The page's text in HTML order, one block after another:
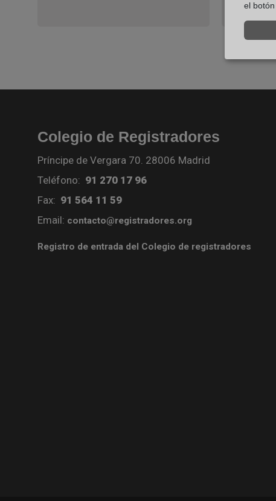
Colegio de Registradores
Príncipe de Vergara 70. 28006 Madrid
Teléfono: 91 270 17 96
Fax: 91 564 11 59
Email: contacto@registradores.org
Registro de entrada del Colegio de registradores
el botón